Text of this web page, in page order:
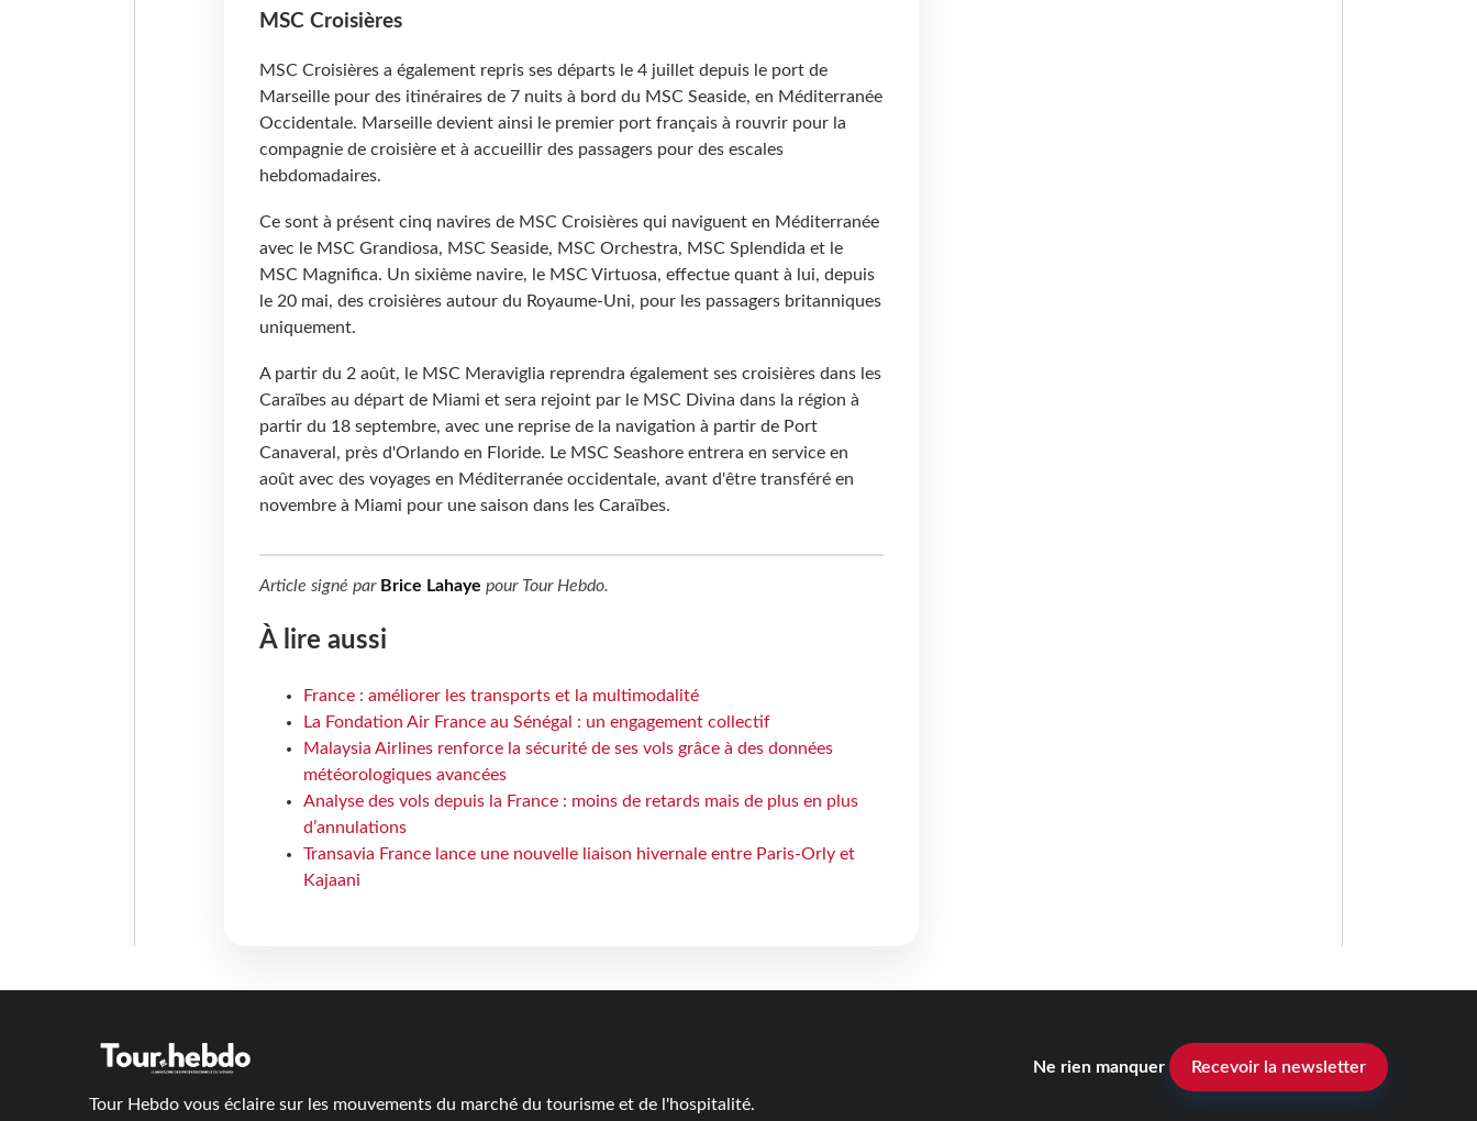
MSC Croisières
MSC Croisières a également repris ses départs le 4 juillet depuis le port de
Marseille pour des itinéraires de 7 nuits à bord du MSC Seaside, en Méditerranée
Occidentale. Marseille devient ainsi le premier port français à rouvrir pour la
compagnie de croisière et à accueillir des passagers pour des escales
hebdomadaires.
Ce sont à présent cinq navires de MSC Croisières qui naviguent en Méditerranée
avec le MSC Grandiosa, MSC Seaside, MSC Orchestra, MSC Splendida et le
MSC Magnifica. Un sixième navire, le MSC Virtuosa, effectue quant à lui, depuis
le 20 mai, des croisières autour du Royaume-Uni, pour les passagers britanniques
uniquement.
A partir du 2 août, le MSC Meraviglia reprendra également ses croisières dans les
Caraïbes au départ de Miami et sera rejoint par le MSC Divina dans la région à
partir du 18 septembre, avec une reprise de la navigation à partir de Port
Canaveral, près d'Orlando en Floride. Le MSC Seashore entrera en service en
août avec des voyages en Méditerranée occidentale, avant d'être transféré en
novembre à Miami pour une saison dans les Caraïbes.
Article signé par Brice Lahaye pour Tour Hebdo.
À lire aussi
France : améliorer les transports et la multimodalité
La Fondation Air France au Sénégal : un engagement collectif
Malaysia Airlines renforce la sécurité de ses vols grâce à des données
météorologiques avancées
Analyse des vols depuis la France : moins de retards mais de plus en plus
d’annulations
Transavia France lance une nouvelle liaison hivernale entre Paris-Orly et
Kajaani
Tour Hebdo vous éclaire sur les mouvements du marché du tourisme et de l'hospitalité.
Ne rien manquer Recevoir la newsletter